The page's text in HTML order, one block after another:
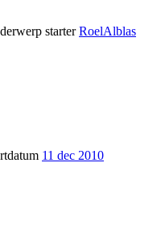
starter RoelAlblas
11 dec 2010